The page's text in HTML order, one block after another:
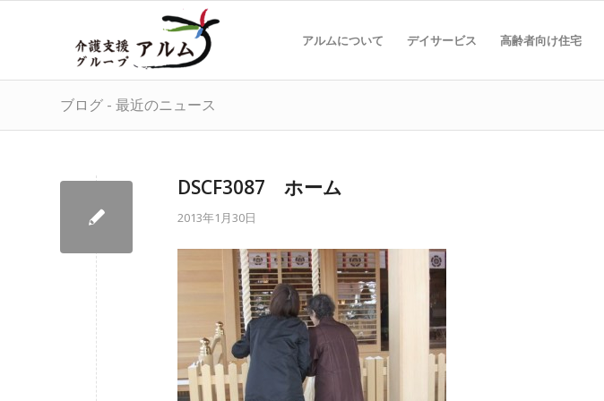
アルムについて デイサービス 高齢者向け住宅
ブログ - 最近のニュース
DSCF3087 ホーム
2013年1月30日